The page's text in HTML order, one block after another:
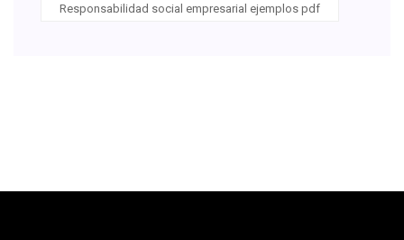
Responsabilidad social empresarial ejemplos pdf